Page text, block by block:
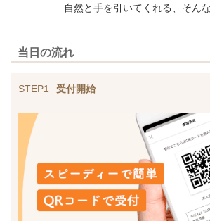
自然と手を引いてくれる、そん
当日の流れ
STEP1 受付開始